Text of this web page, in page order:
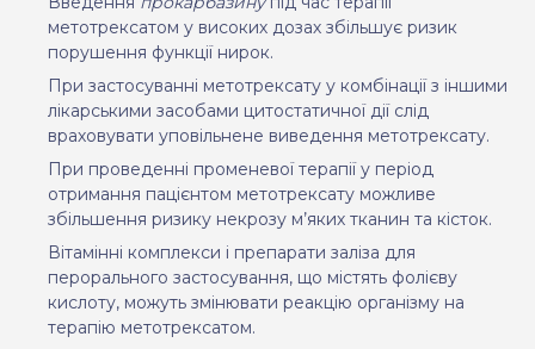
метотрексатом у високих дозах збільшує ризик
порушення функції нирок.
При застосуванні метотрексату у комбінації з іншими
лікарськими засобами цитостатичної дії слід
враховувати уповільнене виведення метотрексату.
При проведенні променевої терапії у період
отримання пацієнтом метотрексату можливе
збільшення ризику некрозу м’яких тканин та кісток.
Вітамінні комплекси і препарати заліза для
перорального застосування, що містять фолієву
кислоту, можуть змінювати реакцію організму на
терапію метотрексатом.